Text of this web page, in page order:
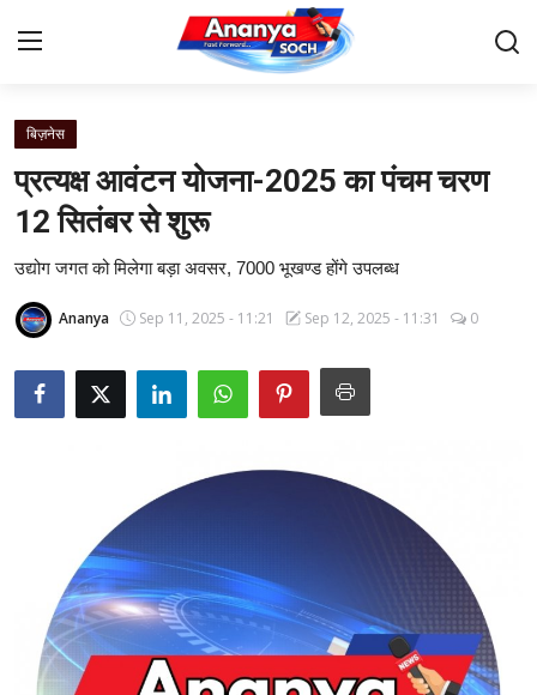
Home
Contact
About Us
देश
बिज़नेस
राजस्थान
ट्रेंडिंग
बिज़नेस
प्रत्यक्ष आवंटन योजना-2025 का पंचम चरण
12 सितंबर से शुरू
उद्योग जगत को मिलेगा बड़ा अवसर, 7000 भूखण्ड होंगे उपलब्ध
Ananya Sep 11, 2025 - 11:21 Sep 12, 2025 - 11:31 0